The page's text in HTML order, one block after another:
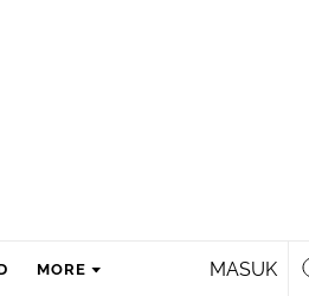
MASUK
MORE